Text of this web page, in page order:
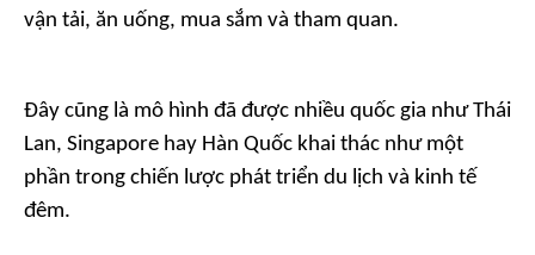
vận tải, ăn uống, mua sắm và tham quan.
Đây cũng là mô hình đã được nhiều quốc gia như Thái
Lan, Singapore hay Hàn Quốc khai thác như một
phần trong chiến lược phát triển du lịch và kinh tế
đêm.